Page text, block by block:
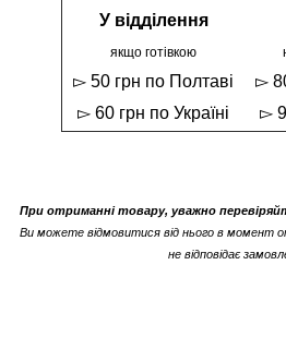
У відділення
якщо готівкою
▻ 50 грн по Полтаві
▻ 60 грн по Україні
▻
▻
При отриманні товару, уважно
Ви можете відмовитися від нього в момент
не відповідає